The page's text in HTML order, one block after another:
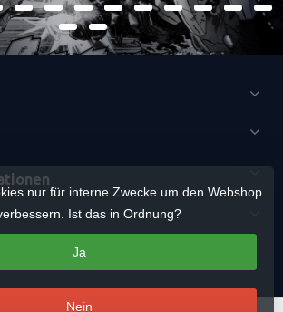
nur für interne Zwecke um den Webshop
Ist das in Ordnung?
Ja
Nein